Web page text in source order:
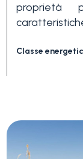
proprietà
Classe